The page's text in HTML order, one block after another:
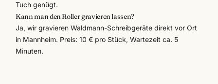
Tuch genügt.
Kann man den Roller gravieren lassen?
Ja, wir gravieren Waldmann-Schreibgeräte direkt vor Ort
in Mannheim. Preis: 10 € pro Stück, Wartezeit ca. 5
Minuten.